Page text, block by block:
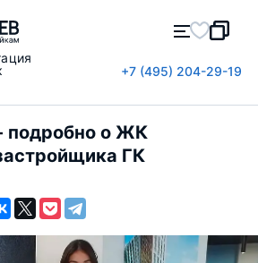
+7 (495) 204-29-19
подробно о ЖК
ГК